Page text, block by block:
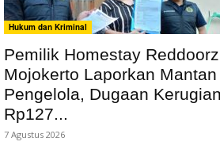
Hukum dan Kriminal
Pemilik Homestay
Mojokerto Laporkan Mantan
Pengelola, Dugaan Kerugian
Rp127...
7 Agustus 2026